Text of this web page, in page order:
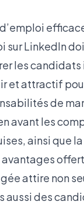
sur LinkedIn
les candidats
et attractif
de
avant les
ainsi que
attire non
aussi des